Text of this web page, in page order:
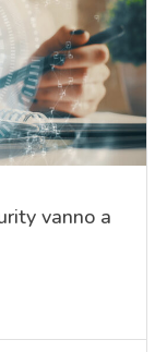
vanno a